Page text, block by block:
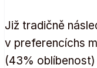
Již tradičně
v preferencíchs
(43%